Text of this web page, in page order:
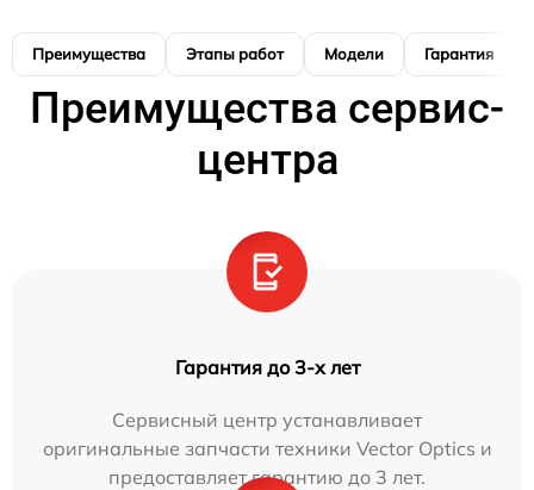
Преимущества Этапы работ Модели Гарантия
Преимущества сервис-
центра
Гарантия до 3-х лет
Сервисный центр устанавливает
оригинальные запчасти техники Vector Optics и
предоставляет гарантию до 3 лет.